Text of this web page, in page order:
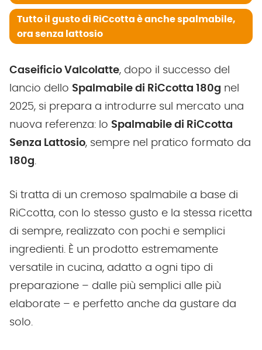
Tutto il gusto di RiCcotta è anche spalmabile,
ora senza lattosio
Caseificio Valcolatte, dopo il successo del
lancio dello Spalmabile di RiCcotta 180g nel
2025, si prepara a introdurre sul mercato una
nuova referenza: lo Spalmabile di RiCcotta
Senza Lattosio, sempre nel pratico formato da
180g
Si tratta di un cremoso spalmabile a base di
RiCcotta, con lo stesso gusto e la stessa ricetta
di sempre, realizzato con pochi e semplici
ingredienti. È un prodotto estremamente
versatile in cucina, adatto a ogni tipo di
preparazione – dalle più semplici alle più
elaborate – e perfetto anche da gustare da
solo.